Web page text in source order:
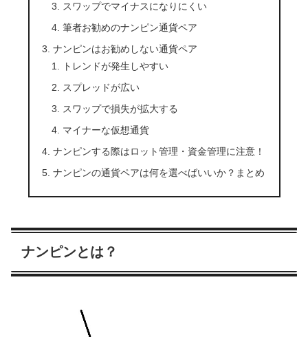
スワップでマイナスになりにくい
筆者お勧めのナンピン通貨ペア
ナンピンはお勧めしない通貨ペア
トレンドが発生しやすい
スプレッドが広い
スワップで損失が拡大する
マイナーな仮想通貨
ナンピンする際はロット管理・資金管理に注意！
ナンピンの通貨ペアは何を選べばいいか？まとめ
ナンピンとは？